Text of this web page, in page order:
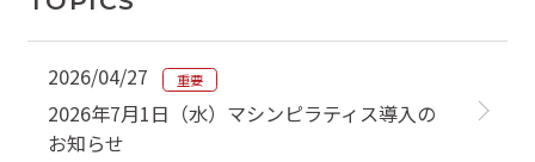
2026/04/27 重要
2026年7月1日（水）マシンピラティス導入の
お知らせ